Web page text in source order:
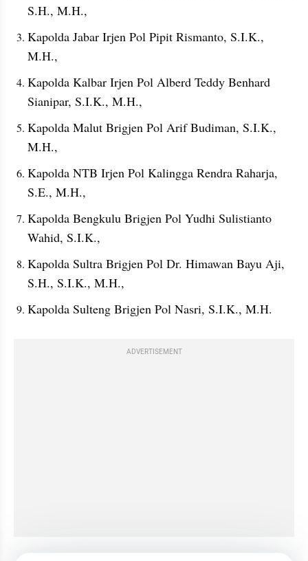
S.H., M.H.,
Kapolda Jabar Irjen Pol Pipit Rismanto, S.I.K.,
M.H.,
Kapolda Kalbar Irjen Pol Alberd Teddy Benhard
Sianipar, S.I.K., M.H.,
Kapolda Malut Brigjen Pol Arif Budiman, S.I.K.,
M.H.,
Kapolda NTB Irjen Pol Kalingga Rendra Raharja,
S.E., M.H.,
Kapolda Bengkulu Brigjen Pol Yudhi Sulistianto
Wahid, S.I.K.,
Kapolda Sultra Brigjen Pol Dr. Himawan Bayu Aji,
S.H., S.I.K., M.H.,
Kapolda Sulteng Brigjen Pol Nasri, S.I.K., M.H.
ADVERTISEMENT